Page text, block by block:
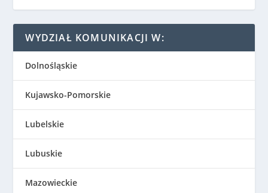
WYDZIAŁ KOMUNIKACJI W:
Dolnośląskie
Kujawsko-Pomorskie
Lubelskie
Lubuskie
Mazowieckie